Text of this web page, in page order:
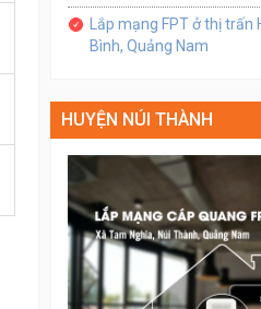
Lắp mạng FPT ở thị trấn
Bình, Quảng Nam
HUYỆN NÚI THÀNH